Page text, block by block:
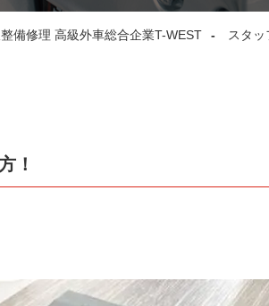
備修理 高級外車総合企業T-WEST スタ
！